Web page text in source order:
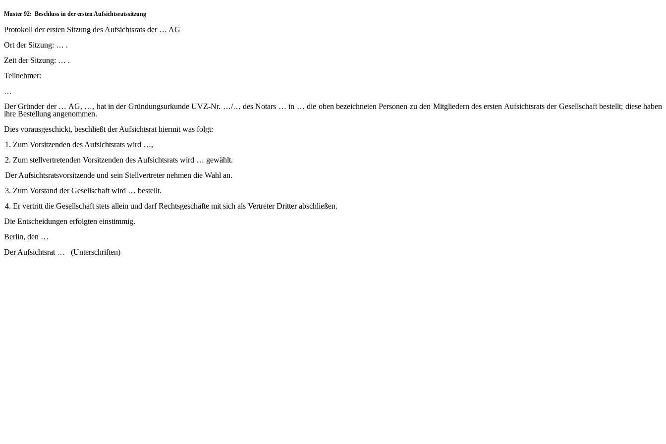
Muster 92: Beschluss in der ersten Aufsichtsratssitzung
Protokoll der ersten Sitzung des Aufsichtsrats der … AG
Ort der Sitzung: … .
Zeit der Sitzung: … .
Teilnehmer:
…
Der Gründer der … AG, …, hat in der Gründungsurkunde UVZ-Nr. …/… des Notars … in … die oben bezeichneten Personen zu den Mitgliedern des ersten Aufsichtsrats der Gesellschaft bestellt; diese haben
ihre Bestellung angenommen.
Dies vorausgeschickt, beschließt der Aufsichtsrat hiermit was folgt:
1. Zum Vorsitzenden des Aufsichtsrats wird …,
2. Zum stellvertretenden Vorsitzenden des Aufsichtsrats wird … gewählt.
Der Aufsichtsratsvorsitzende und sein Stellvertreter nehmen die Wahl an.
3. Zum Vorstand der Gesellschaft wird … bestellt.
4. Er vertritt die Gesellschaft stets allein und darf Rechtsgeschäfte mit sich als Vertreter Dritter abschließen.
Die Entscheidungen erfolgten einstimmig.
Berlin, den …
Der Aufsichtsrat … (Unterschriften)